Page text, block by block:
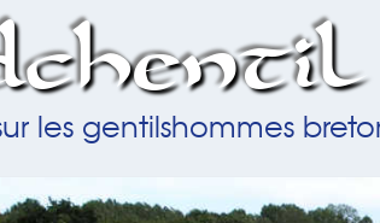
les gentilshommes